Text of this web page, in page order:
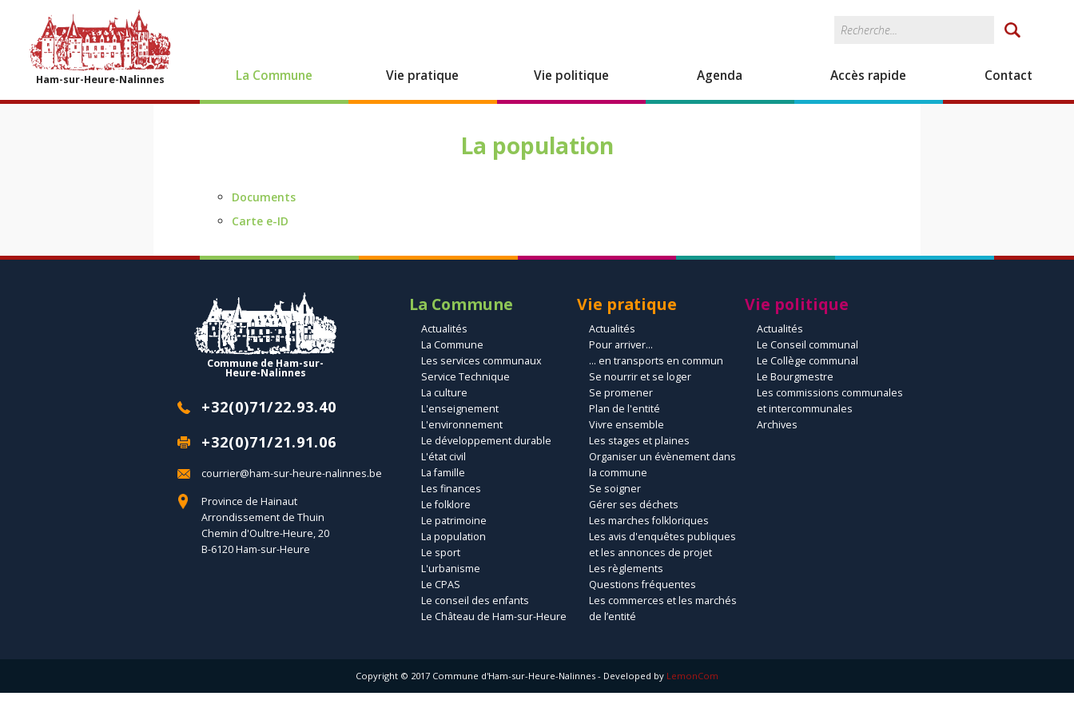
Ham-sur-Heure-Nalinnes La Commune Vie pratique Vie politique Agenda Accès rapide Contact
Formulaire de
recherche
La population
Documents
Carte e-ID
Commune de Ham-sur-
Heure-Nalinnes
+32(0)71/22.93.40
+32(0)71/21.91.06
courrier@ham-sur-heure-nalinnes.be
Province de Hainaut
Arrondissement de Thuin
Chemin d'Oultre-Heure, 20
B-6120 Ham-sur-Heure
La Commune
Actualités
La Commune
Les services communaux
Service Technique
La culture
L'enseignement
L'environnement
Le développement durable
L'état civil
La famille
Les finances
Le folklore
Le patrimoine
La population
Le sport
L'urbanisme
Le CPAS
Le conseil des enfants
Le Château de Ham-sur-Heure
Vie pratique
Actualités
Pour arriver...
... en transports en commun
Se nourrir et se loger
Se promener
Plan de l'entité
Vivre ensemble
Les stages et plaines
Organiser un évènement dans
la commune
Se soigner
Gérer ses déchets
Les marches folkloriques
Les avis d'enquêtes publiques
et les annonces de projet
Les règlements
Questions fréquentes
Les commerces et les marchés
de l’entité
Vie politique
Actualités
Le Conseil communal
Le Collège communal
Le Bourgmestre
Les commissions communales
et intercommunales
Archives
Copyright © 2017 Commune d'Ham-sur-Heure-Nalinnes - Developed by LemonCom